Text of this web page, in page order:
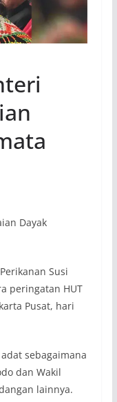
Dayak
Susi
peringatan HUT
Pusat, hari
sebagaimana
dan Wakil
lainnya.